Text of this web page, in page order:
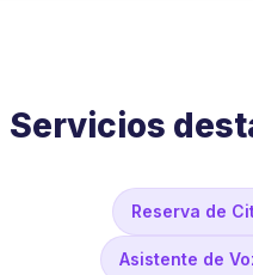
Servicios
Reserva de
Asistente de